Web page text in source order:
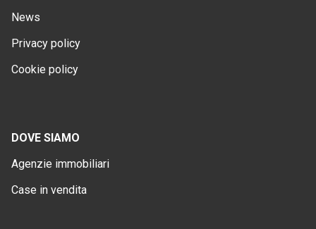
News
Privacy policy
Cookie policy
DOVE SIAMO
Agenzie immobiliari
Case in vendita